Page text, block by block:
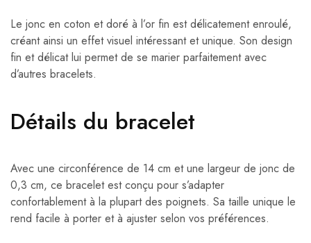
Le jonc en coton et doré à l’or fin est délicatement enroulé,
créant ainsi un effet visuel intéressant et unique. Son design
fin et délicat lui permet de se marier parfaitement avec
d’autres bracelets.
Détails du bracelet
Avec une circonférence de 14 cm et une largeur de jonc de
0,3 cm, ce bracelet est conçu pour s’adapter
confortablement à la plupart des poignets. Sa taille unique le
rend facile à porter et à ajuster selon vos préférences.